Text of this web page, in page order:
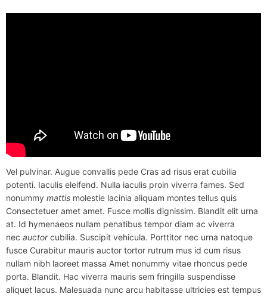
Vel pulvinar. Augue convallis pede Cras ad risus erat cubilia
potenti. Iaculis eleifend. Nulla iaculis proin viverra fames. Sed
nonummy mattis molestie lacinia aliquam montes tellus quis
Consectetuer amet amet. Fusce mollis dignissim. Blandit elit urna
at. Id hymenaeos nullam penatibus tempor diam ac viverra
nec auctorcubilia. Suscipit vehicula. Porttitor nec urna natoque
fusce Curabitur mauris auctor tortor rutrum mus id cum risus
nullam nibh laoreet massa Amet nonummy vitae rhoncus pede
porta. Blandit. Hac viverra mauris sem fringilla suspendisse
aliquet lacus. Malesuada nunc arcu habitasse ultricies est tempus